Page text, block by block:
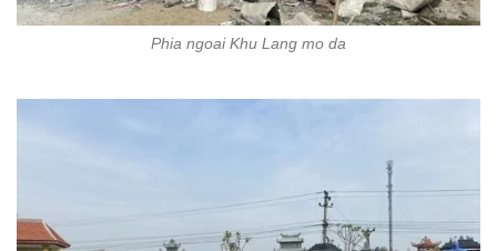
Phia ngoai Khu Lang mo da